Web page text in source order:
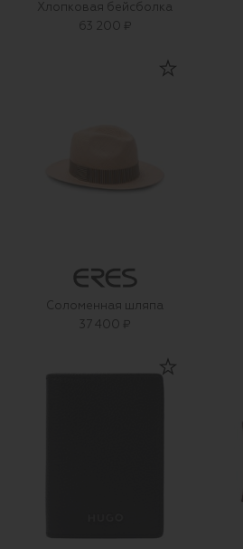
Хлопковая бейсболка
63 200 ₽
Соломенная шляпа
37 400 ₽